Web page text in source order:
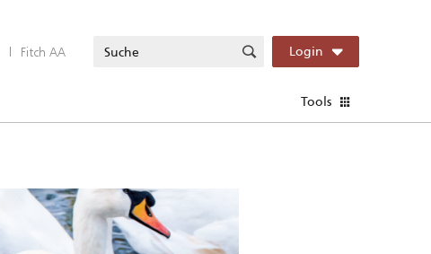
| Fitch AA Login
Tools